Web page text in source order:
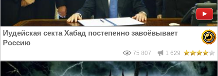
Иудейская секта Хабад постепенно завоёвывает
Россию
75 807 1 629